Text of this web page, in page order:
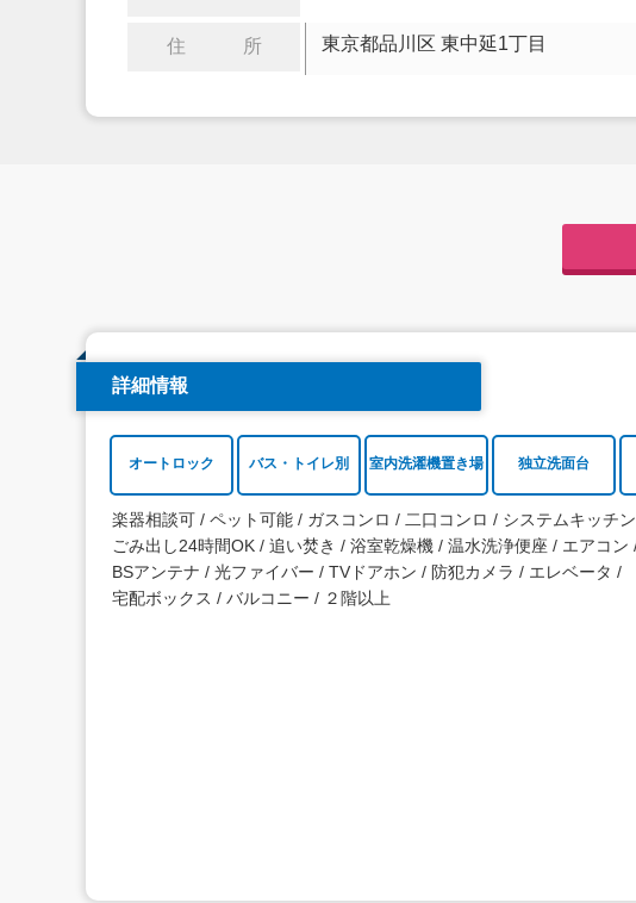
住 所 東京都品川区 東中延1丁目
詳細情報
オートロック バス・トイレ別 室内洗濯機置き場 独立洗面台
楽器相談可 ペット可能 ガスコンロ 二口コンロ
システムキッチン
ごみ出し24時間OK
追い焚き 浴室乾燥機 温水洗浄便座
エアコン
BSアンテナ
光ファイバー TVドアホン 防犯カメラ
エレベータ
宅配ボックス
バルコニー ２階以上